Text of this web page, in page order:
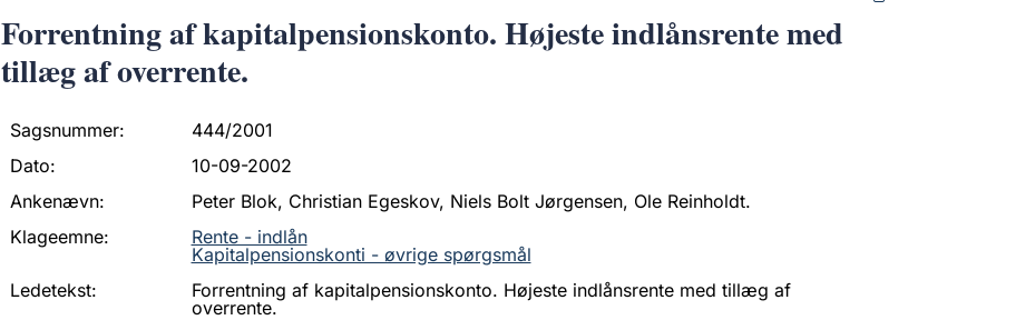
Forrentning af kapitalpensionskonto. Højeste indlånsrente med
tillæg af overrente.
Sagsnummer:
444/2001
Dato:
10-09-2002
Ankenævn:
Peter Blok, Christian Egeskov, Niels Bolt Jørgensen, Ole Reinholdt.
Klageemne:
Rente - indlån
Kapitalpensionskonti - øvrige spørgsmål
Ledetekst:
Forrentning af kapitalpensionskonto. Højeste indlånsrente med tillæg af
overrente.